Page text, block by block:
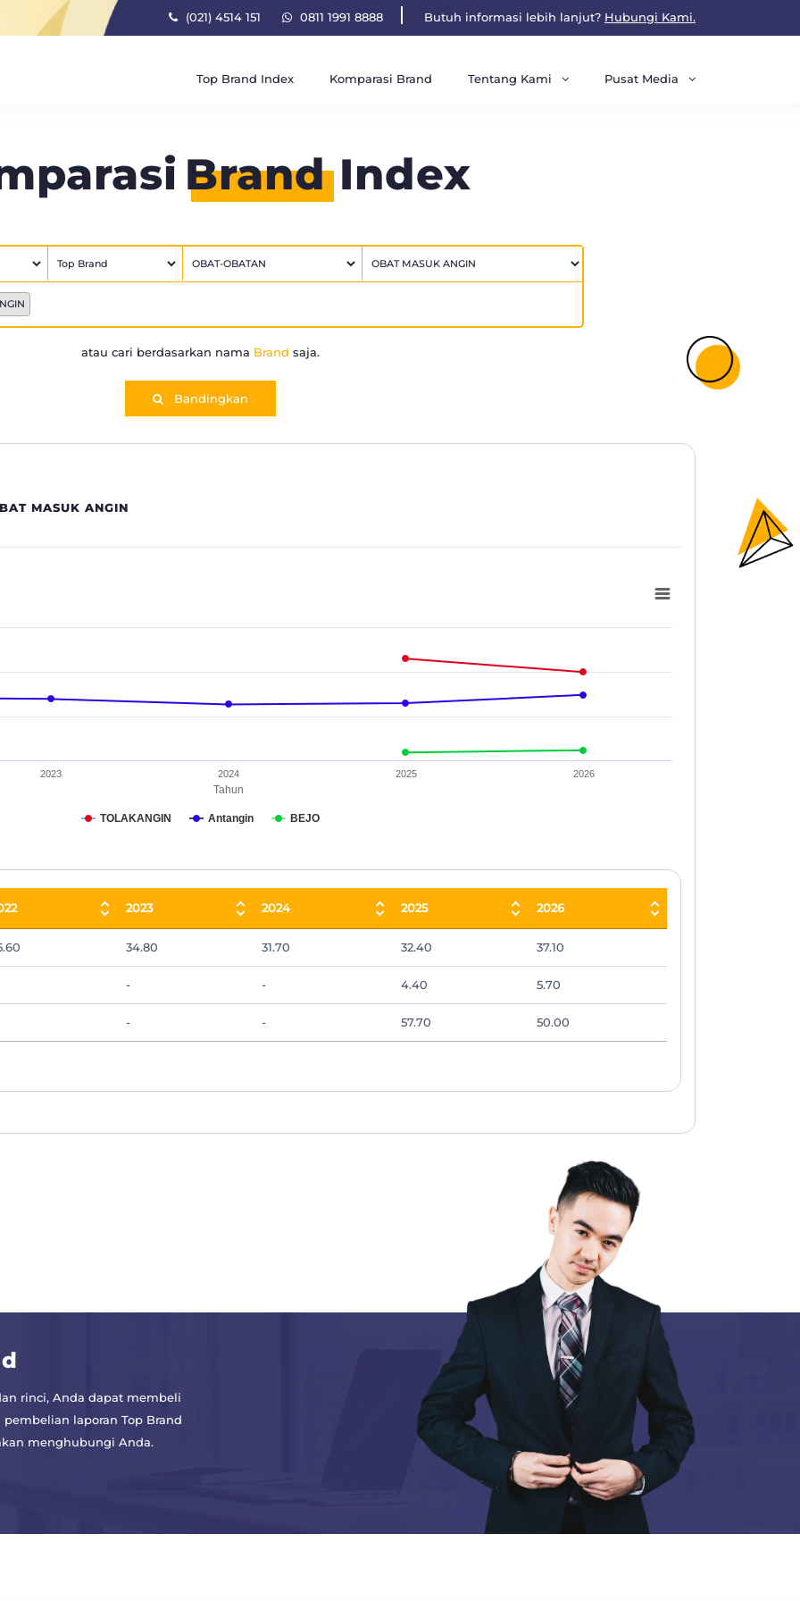
(021) 4514 151 0811 1991 8888 Butuh informasi lebih lanjut? Hubungi Kami.
Top Brand Index Komparasi Brand Tentang Kami Pusat Media
Brand Index
atau cari berdasarkan nama Brand saja.
Bandingkan
MASUK ANGIN
from 4.4 to 57.7.
Tahun
TOLAKANGIN Antangin BEJO
2023 2024 2025 2026
2023 2024 2025 2026
2023 2024 2025 2026
34.80 31.70 32.40 37.10
- - 4.40 5.70
- - 57.70 50.00
rinci, Anda dapat membeli
laporan Top Brand
menghubungi Anda.